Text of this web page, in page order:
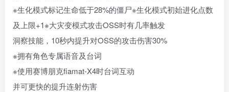
※生化模式标记生命低于28%的僵尸※生化模式初始进化点数
及上限+1※大灾变模式攻击OSS时有几率触发
洞察技能，10秒内提升对OSS的攻击伤害30%
※拥有角色专属语音及台词
※使用赛博朋克fiamat-X4时台词互动
并可更快的提升连射伤害